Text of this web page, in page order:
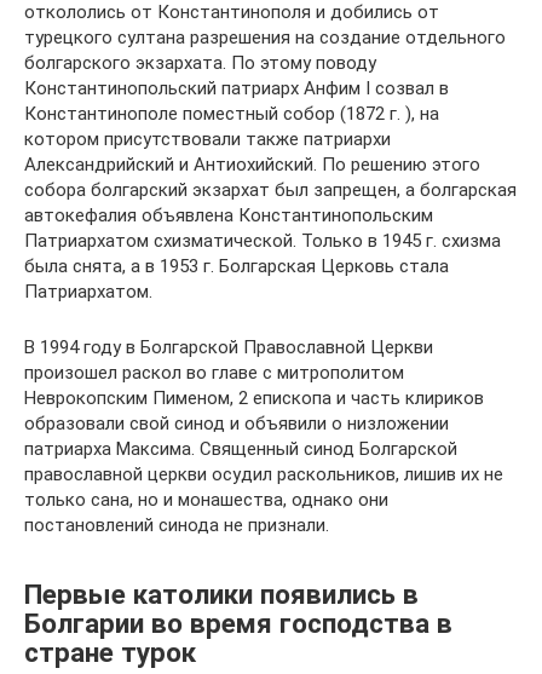
откололись от Константинополя и добились от
турецкого султана разрешения на создание отдельного
болгарского экзархата. По этому поводу
Константинопольский патриарх Анфим I созвал в
Константинополе поместный собор (1872 г. ), на
котором присутствовали также патриархи
Александрийский и Антиохийский. По решению этого
собора болгарский экзархат был запрещен, а болгарская
автокефалия объявлена Константинопольским
Патриархатом схизматической. Только в 1945 г. схизма
была снята, а в 1953 г. Болгарская Церковь стала
Патриархатом.
В 1994 году в Болгарской Православной Церкви
произошел раскол во главе с митрополитом
Неврокопским Пименом, 2 епископа и часть клириков
образовали свой синод и объявили о низложении
патриарха Максима. Священный синод Болгарской
православной церкви осудил раскольников, лишив их не
только сана, но и монашества, однако они
постановлений синода не признали.
Первые католики появились в
Болгарии во время господства в
стране турок